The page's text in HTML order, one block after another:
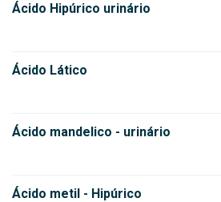
Ácido Hipúrico urinário
Ácido Lático
Ácido mandelico - urinário
Ácido metil - Hipúrico